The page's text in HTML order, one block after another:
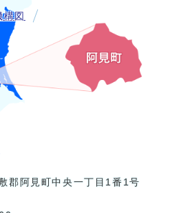
図
郡阿見町中央一丁目1番1号